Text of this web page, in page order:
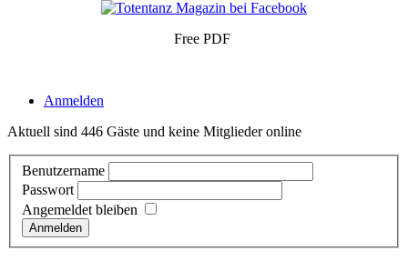
Free PDF
Anmelden
Aktuell sind 446 Gäste und keine Mitglieder online
Benutzername
Passwort
Angemeldet bleiben
Anmelden